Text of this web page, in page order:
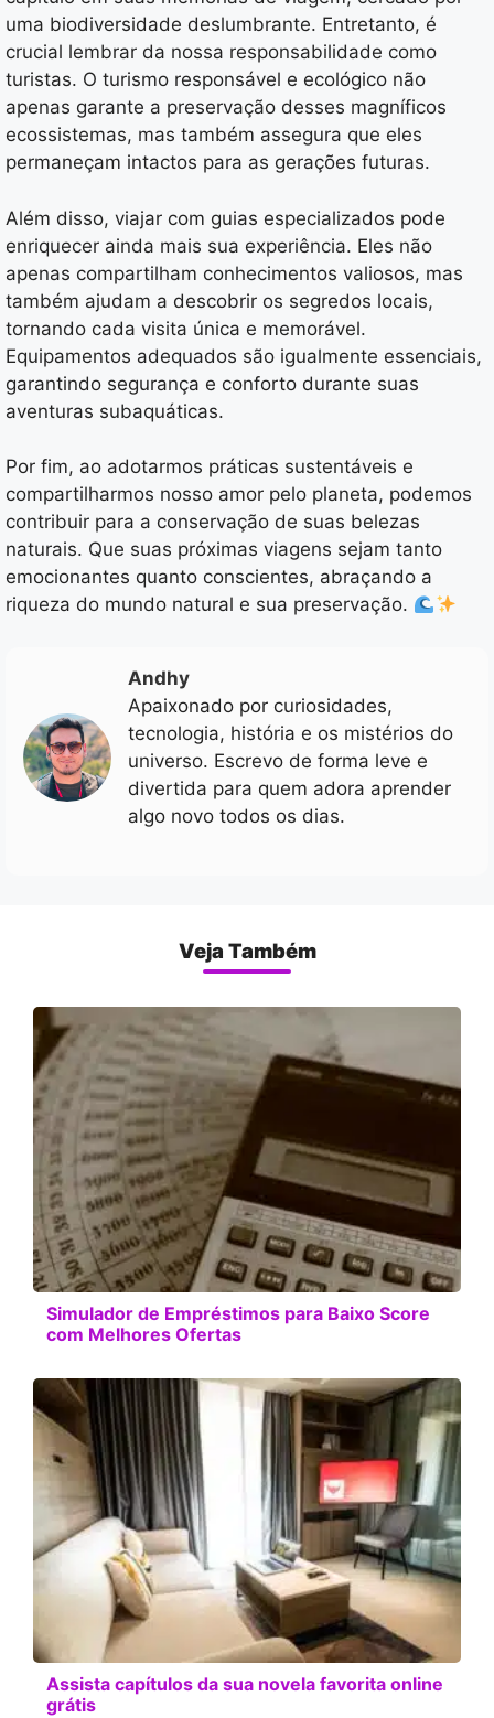
uma biodiversidade deslumbrante. Entretanto, é
crucial lembrar da nossa responsabilidade como
turistas. O turismo responsável e ecológico não
apenas garante a preservação desses magníficos
ecossistemas, mas também assegura que eles
permaneçam intactos para as gerações futuras.
Além disso, viajar com guias especializados pode
enriquecer ainda mais sua experiência. Eles não
apenas compartilham conhecimentos valiosos, mas
também ajudam a descobrir os segredos locais,
tornando cada visita única e memorável.
Equipamentos adequados são igualmente essenciais,
garantindo segurança e conforto durante suas
aventuras subaquáticas.
Por fim, ao adotarmos práticas sustentáveis e
compartilharmos nosso amor pelo planeta, podemos
contribuir para a conservação de suas belezas
naturais. Que suas próximas viagens sejam tanto
emocionantes quanto conscientes, abraçando a
riqueza do mundo natural e sua preservação.
Andhy
Apaixonado por curiosidades,
tecnologia, história e os mistérios do
universo. Escrevo de forma leve e
divertida para quem adora aprender
algo novo todos os dias.
Veja Também
Simulador de Empréstimos para Baixo Score
com Melhores Ofertas
Assista capítulos da sua novela favorita online
grátis